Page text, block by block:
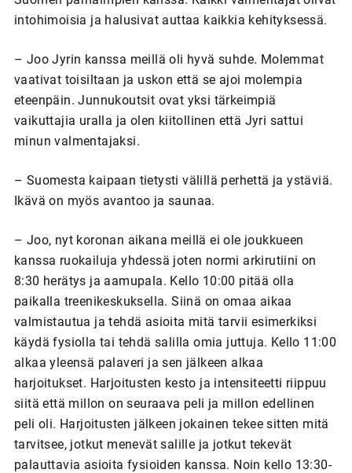
intohimoisia ja halusivat auttaa kaikkia kehityksessä.
– Joo Jyrin kanssa meillä oli hyvä suhde. Molemmat
vaativat toisiltaan ja uskon että se ajoi molempia
eteenpäin. Junnukoutsit ovat yksi tärkeimpiä
vaikuttajia uralla ja olen kiitollinen että Jyri sattui
minun valmentajaksi.
– Suomesta kaipaan tietysti välillä perhettä ja ystäviä.
Ikävä on myös avantoo ja saunaa.
– Joo, nyt koronan aikana meillä ei ole joukkueen
kanssa ruokailuja yhdessä joten normi arkirutiini on
8:30 herätys ja aamupala. Kello 10:00 pitää olla
paikalla treenikeskuksella. Siinä on omaa aikaa
valmistautua ja tehdä asioita mitä tarvii esimerkiksi
käydä fysiolla tai tehdä salilla omia juttuja. Kello 11:00
alkaa yleensä palaveri ja sen jälkeen alkaa
harjoitukset. Harjoitusten kesto ja intensiteetti riippuu
siitä että millon on seuraava peli ja millon edellinen
peli oli. Harjoitusten jälkeen jokainen tekee sitten mitä
tarvitsee, jotkut menevät salille ja jotkut tekevät
palauttavia asioita fysioiden kanssa. Noin kello 13:30-